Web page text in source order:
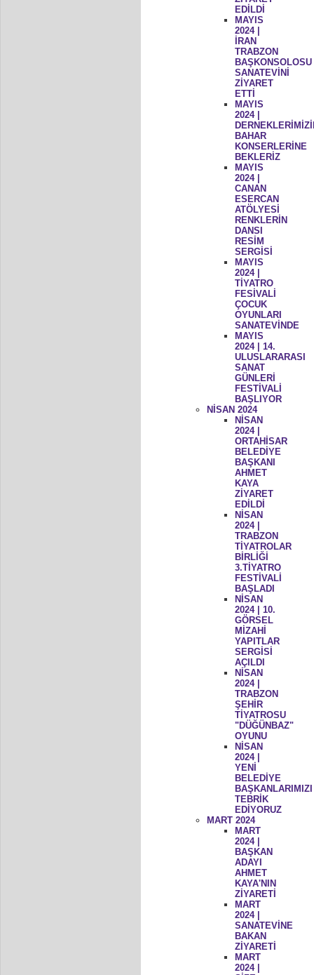
EDİLDİ
MAYIS
2024 |
İRAN
TRABZON
BAŞKONSOLOSU
SANATEVİNİ
ZİYARET
ETTİ
MAYIS
2024 |
BAHAR
KONSERLERİNE
BEKLERİZ
MAYIS
2024 |
CANAN
ESERCAN
ATÖLYESİ
RENKLERİN
DANSI
RESİM
SERGİSİ
MAYIS
2024 |
TİYATRO
FESİVALİ
ÇOCUK
OYUNLARI
SANATEVİNDE
MAYIS
2024 | 14.
ULUSLARARASI
SANAT
GÜNLERİ
FESTİVALİ
BAŞLIYOR
NİSAN 2024
NİSAN
2024 |
ORTAHİSAR
BELEDİYE
BAŞKANI
AHMET
KAYA
ZİYARET
EDİLDİ
NİSAN
2024 |
TRABZON
TİYATROLAR
BİRLİĞİ
3.TİYATRO
FESTİVALİ
BAŞLADI
NİSAN
2024 | 10.
GÖRSEL
MİZAHİ
YAPITLAR
SERGİSİ
AÇILDI
NİSAN
2024 |
TRABZON
ŞEHİR
TİYATROSU
"DÜĞÜNBAZ"
OYUNU
NİSAN
2024 |
YENİ
BELEDİYE
BAŞKANLARIMIZI
TEBRİK
EDİYORUZ
MART 2024
MART
2024 |
BAŞKAN
ADAYI
AHMET
KAYA'NIN
ZİYARETİ
MART
2024 |
SANATEVİNE
BAKAN
ZİYARETİ
MART
2024 |